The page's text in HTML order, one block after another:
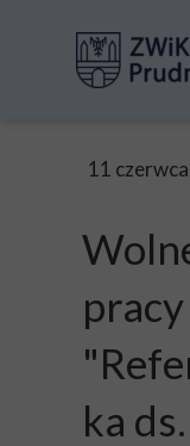
11
pracy
ka